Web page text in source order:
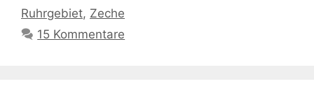
Ruhrgebiet, Zeche
15 Kommentare